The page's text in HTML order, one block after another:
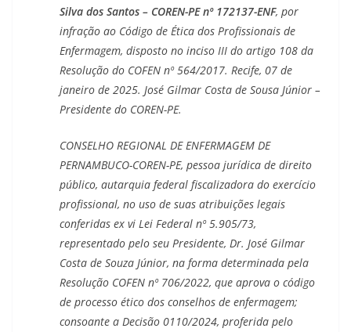
Silva dos Santos – COREN-PE nº 172137-ENF, por
infração ao Código de Ética dos Profissionais de
Enfermagem, disposto no inciso III do artigo 108 da
Resolução do COFEN nº 564/2017. Recife, 07 de
janeiro de 2025. José Gilmar Costa de Sousa Júnior –
Presidente do COREN-PE.
CONSELHO REGIONAL DE ENFERMAGEM DE
PERNAMBUCO-COREN-PE, pessoa jurídica de direito
público, autarquia federal fiscalizadora do exercício
profissional, no uso de suas atribuições legais
conferidas ex vi Lei Federal nº 5.905/73,
representado pelo seu Presidente, Dr. José Gilmar
Costa de Souza Júnior, na forma determinada pela
Resolução COFEN nº 706/2022, que aprova o código
de processo ético dos conselhos de enfermagem;
consoante a Decisão 0110/2024, proferida pelo